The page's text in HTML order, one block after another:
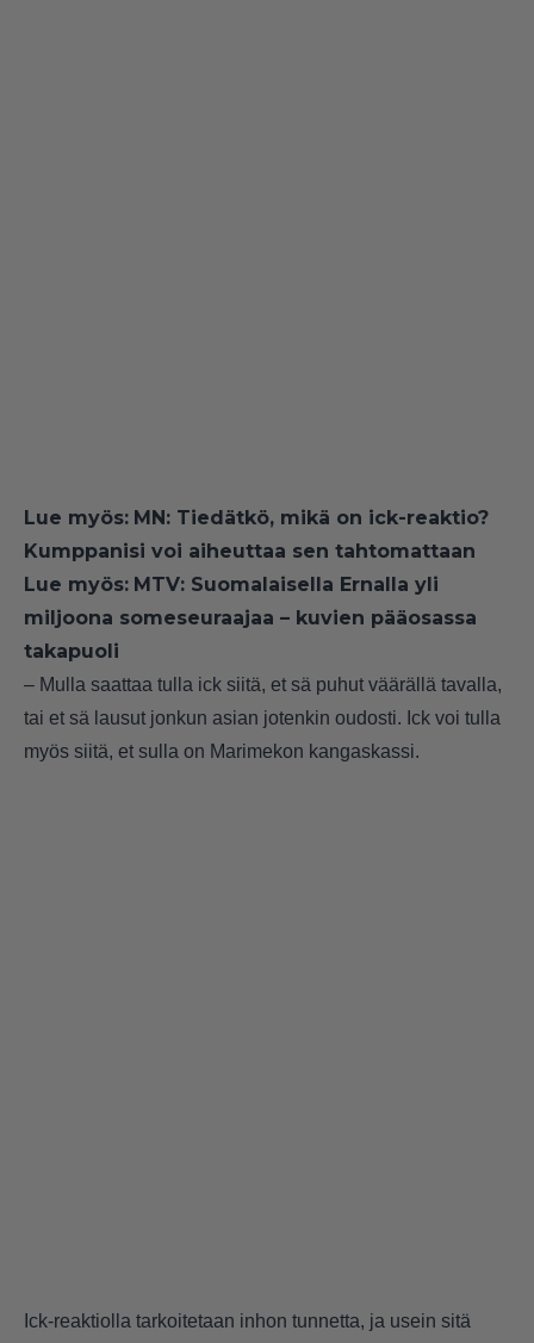
Lue myös: MN: Tiedätkö, mikä on ick-reaktio?
Kumppanisi voi aiheuttaa sen tahtomattaan
Lue myös: MTV: Suomalaisella Ernalla yli
miljoona someseuraajaa – kuvien pääosassa
takapuoli
– Mulla saattaa tulla ick siitä, et sä puhut väärällä tavalla,
tai et sä lausut jonkun asian jotenkin oudosti. Ick voi tulla
myös siitä, et sulla on Marimekon kangaskassi.
Ick-reaktiolla tarkoitetaan inhon tunnetta, ja usein sitä